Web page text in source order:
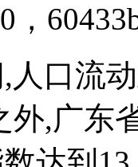
，
人口流
外,广东